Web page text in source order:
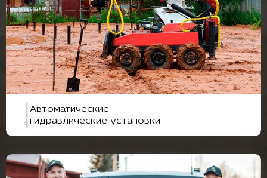
Автоматические
гидравлические установки